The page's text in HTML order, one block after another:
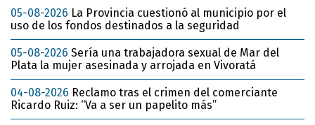
05-08-2026 La Provincia cuestionó al municipio por el
uso de los fondos destinados a la seguridad
05-08-2026 Sería una trabajadora sexual de Mar del
Plata la mujer asesinada y arrojada en Vivoratá
04-08-2026 Reclamo tras el crimen del comerciante
Ricardo Ruiz: “Va a ser un papelito más”